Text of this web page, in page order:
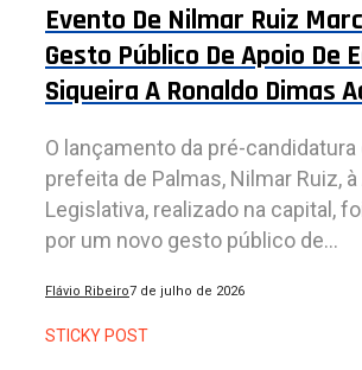
Evento De Nilmar Ruiz
Gesto Público De Apoio De
Siqueira A Ronaldo Dimas
O lançamento da pré-candidatura
prefeita de Palmas, Nilmar Ruiz,
Legislativa, realizado na capital,
por um novo gesto público de...
Flávio Ribeiro7 de julho de 2026
STICKY POST